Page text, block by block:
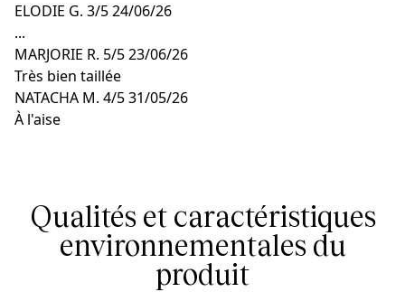
ELODIE G. 3/524/06/26
...
MARJORIE R. 5/523/06/26
Très bien taillée
NATACHA M. 4/531/05/26
À l'aise
Qualités et caractéristiques
environnementales du
produit